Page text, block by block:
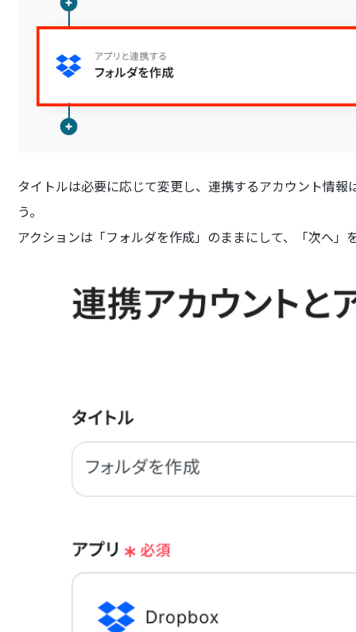
タイトルは必要に応じて変更し、連携するアカウント情
う。
アクションは「フォルダを作成」のままにして、「次へ」